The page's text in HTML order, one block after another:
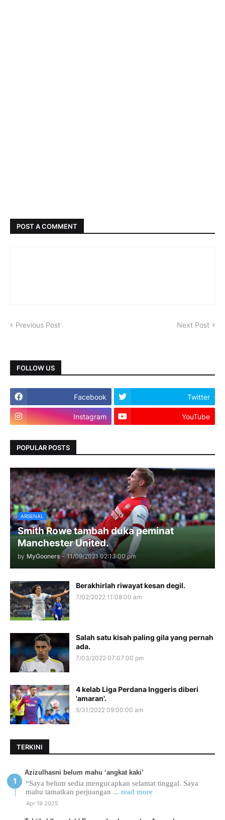
POST A COMMENT
Previous Post Next Post
FOLLOW US
Facebook Twitter
Instagram YouTube
POPULAR POSTS
ARSENAL
Smith Rowe tambah duka peminat
Manchester United.
by MyGooners - 11/09/2021 02:13:00 pm
Berakhirlah riwayat kesan degil.
7/02/2022 11:08:00 am
Salah satu kisah paling gila yang pernah
ada.
7/03/2022 07:07:00 pm
4 kelab Liga Perdana Inggeris diberi
'amaran'.
5/31/2022 09:00:00 am
TERKINI
Azizulhasni belum mahu ‘angkat kaki’
“Saya belum sedia mengucapkan selamat tinggal. Saya
mahu tamatkan perjuangan ... read more
Apr 19 2025